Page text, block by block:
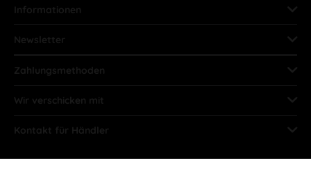
Informationen
Newsletter
Zahlungsmethoden
Wir verschicken mit
Kontakt für Händler